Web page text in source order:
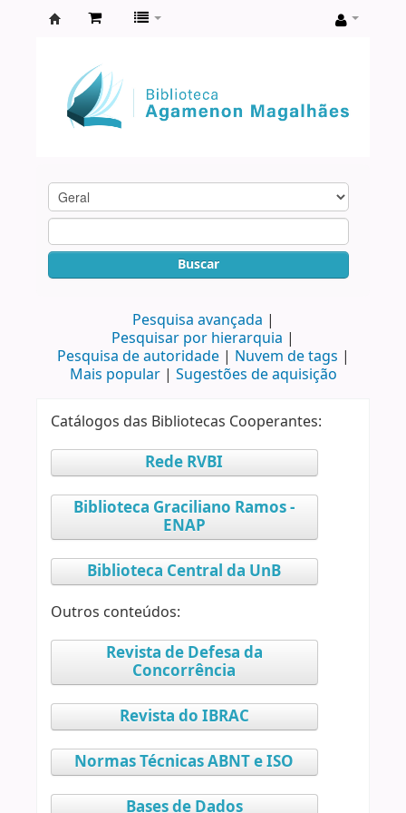
Agamenon
Magalhães
Buscar
Pesquisa avançada
Pesquisar por hierarquia
Pesquisa de autoridade
Nuvem de tags
Mais popular
Sugestões de aquisição
Catálogos das Bibliotecas Cooperantes:
Rede RVBI
Biblioteca Graciliano Ramos -
ENAP
Biblioteca Central da UnB
Outros conteúdos:
Revista de Defesa da
Concorrência
Revista do IBRAC
Normas Técnicas ABNT e ISO
Bases de Dados